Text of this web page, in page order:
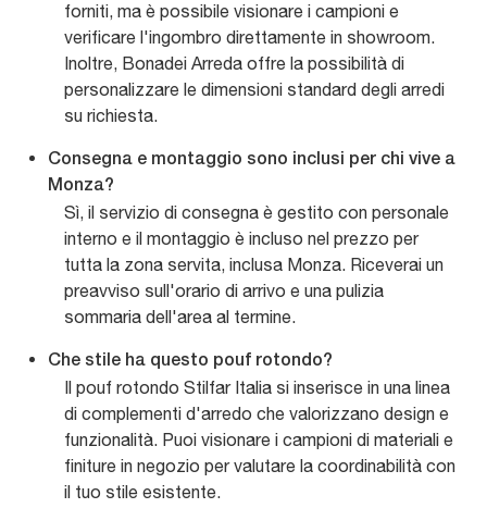
forniti, ma è possibile visionare i campioni e
verificare l'ingombro direttamente in showroom.
Inoltre, Bonadei Arreda offre la possibilità di
personalizzare le dimensioni standard degli arredi
su richiesta.
Consegna e montaggio sono inclusi per chi vive a
Monza?
Sì, il servizio di consegna è gestito con personale
interno e il montaggio è incluso nel prezzo per
tutta la zona servita, inclusa Monza. Riceverai un
preavviso sull'orario di arrivo e una pulizia
sommaria dell'area al termine.
Che stile ha questo pouf rotondo?
Il pouf rotondo Stilfar Italia si inserisce in una linea
di complementi d'arredo che valorizzano design e
funzionalità. Puoi visionare i campioni di materiali e
finiture in negozio per valutare la coordinabilità con
il tuo stile esistente.